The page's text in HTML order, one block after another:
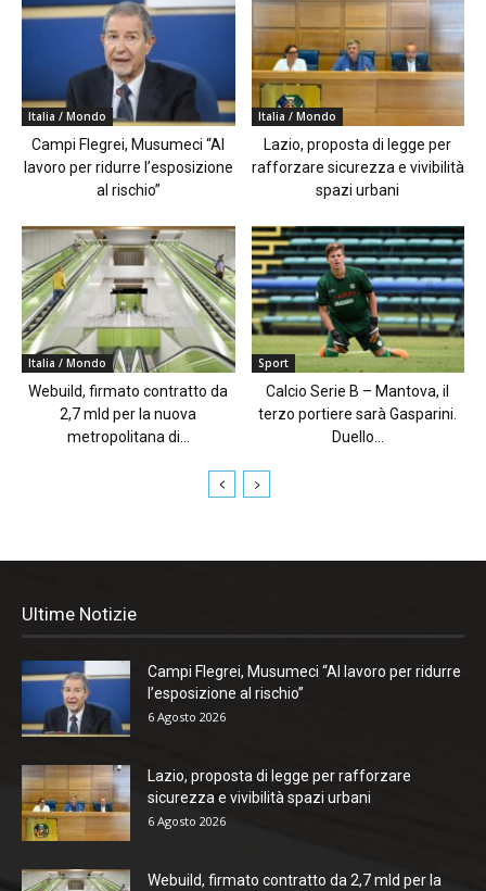
Italia / Mondo
Campi Flegrei, Musumeci “Al
lavoro per ridurre l’esposizione
al rischio”
Italia / Mondo
Lazio, proposta di legge per
rafforzare sicurezza e vivibilità
spazi urbani
Italia / Mondo
Webuild, firmato contratto da
2,7 mld per la nuova
metropolitana di...
Sport
Calcio Serie B – Mantova, il
terzo portiere sarà Gasparini.
Duello...
Ultime Notizie
Campi Flegrei, Musumeci “Al lavoro per ridurre
l’esposizione al rischio”
6 Agosto 2026
Lazio, proposta di legge per rafforzare
sicurezza e vivibilità spazi urbani
6 Agosto 2026
Webuild, firmato contratto da 2,7 mld per la